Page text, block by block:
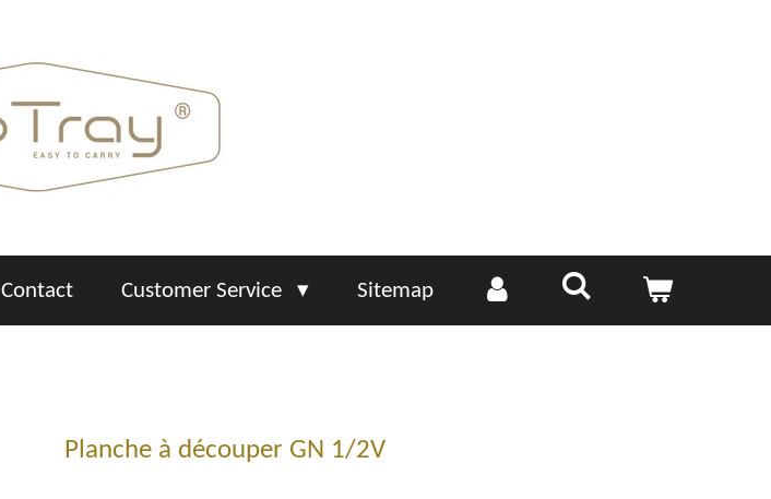
Contact Customer Service Sitemap
Planche à découper GN 1/2V